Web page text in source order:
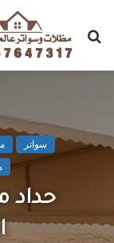
سواتر
حداد